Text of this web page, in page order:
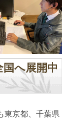
へ展開中
東京都、千葉県